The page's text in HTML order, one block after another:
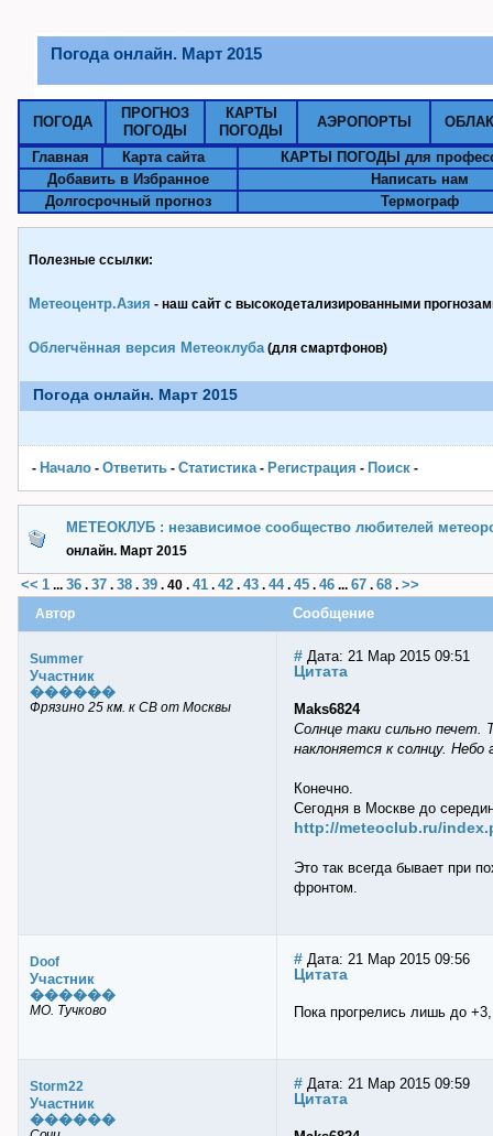
Погода онлайн. Март 2015
ПОГОДА
ПРОГНОЗ
ПОГОДЫ
КАРТЫ
ПОГОДЫ
АЭРОПОРТЫ
Главная Карта сайта
КАРТЫ ПОГОДЫ для
Добавить в Избранное
Написать нам
Долгосрочный прогноз
Термограф
Полезные ссылки:
Метеоцентр.Азия - наш сайт с высокодетализированными
Облегчённая версия Метеоклуба(для смартфонов)
Погода онлайн. Март 2015
- Начало - Ответить - Статистика- Pегистрация - Поиск -
МЕТЕОКЛУБ : независимое сообщество любителей
онлайн. Март 2015
<< 1 ... 36 . 37 . 38 . 39 . 40 . 41 . 42 . 43 . 44. 45 . 46 ... 67 . 68 . >>
Автор Сообщение
Summer
Участник
������
Фрязино 25 км. к СВ от Москвы
# Дата: 21 Мар 2015 09:51
Цитата
Maks6824
Солнце таки сильно печет.
наклоняется к солнцу. Небо
Конечно.
Сегодня в Москве до
http://meteoclub.ru/
Это так всегда бывает при
фронтом.
Doof
Участник
������
МО. Тучково
# Дата: 21 Мар 2015 09:56
Цитата
Пока прогрелись лишь до
Storm22
Участник
������
# Дата: 21 Мар 2015 09:59
Цитата